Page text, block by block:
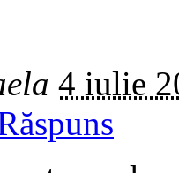
4 iulie